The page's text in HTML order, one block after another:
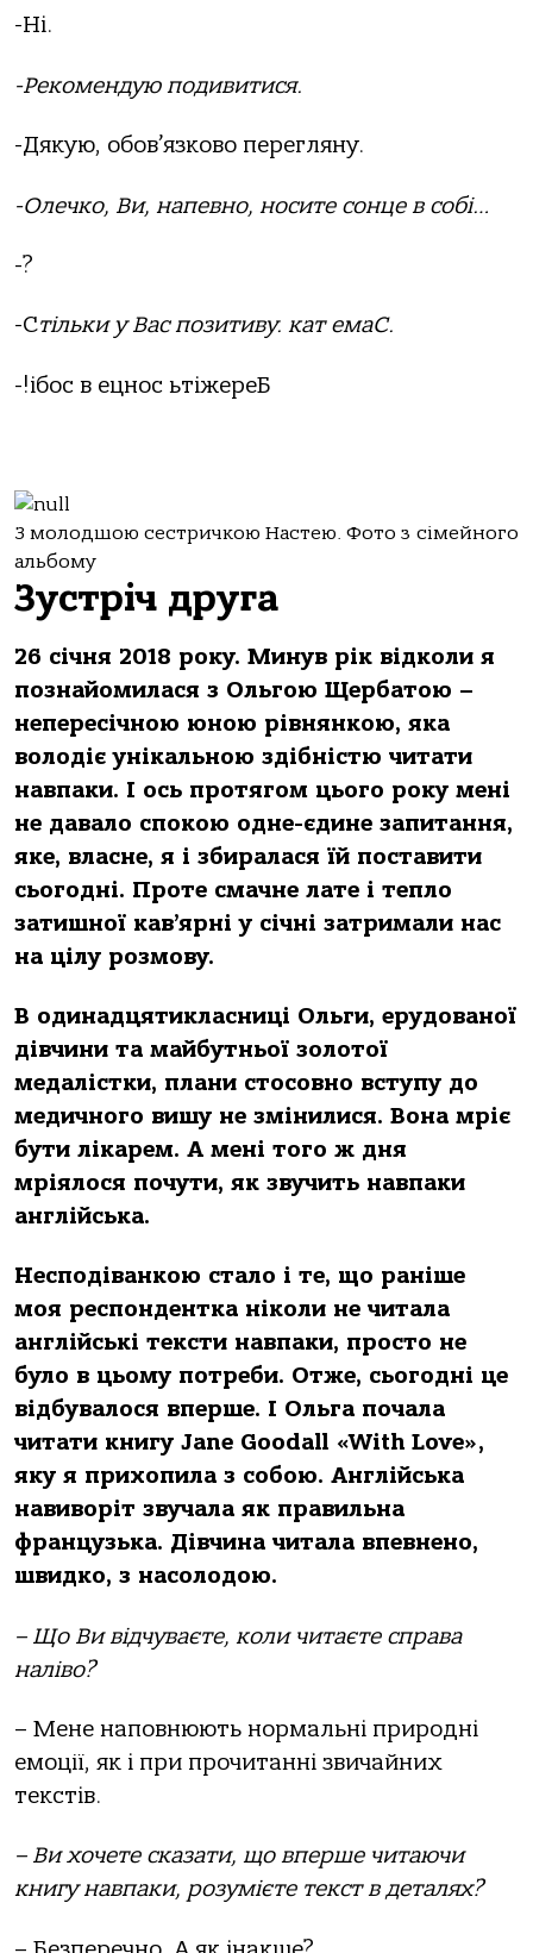
-Ні.
-Рекомендую подивитися.
-Дякую, обов’язково перегляну.
-Олечко, Ви, напевно, носите сонце в собі…
-?
-Стільки у Вас позитиву. кат емаС.
-!ібос в ецнос ьтіжереБ
З молодшою сестричкою Настею. Фото з сімейного
альбому
Зустріч друга
26 січня 2018 року. Минув рік відколи я
познайомилася з Ольгою Щербатою –
непересічною юною рівнянкою, яка
володіє унікальною здібністю читати
навпаки. І ось протягом цього року мені
не давало спокою одне-єдине запитання,
яке, власне, я і збиралася їй поставити
сьогодні. Проте смачне лате і тепло
затишної кав’ярні у січні затримали нас
на цілу розмову.
В одинадцятикласниці Ольги, ерудованої
дівчини та майбутньої золотої
медалістки, плани стосовно вступу до
медичного вишу не змінилися. Вона мріє
бути лікарем. А мені того ж дня
мріялося почути, як звучить навпаки
англійська.
Несподіванкою стало і те, що раніше
моя респондентка ніколи не читала
англійські тексти навпаки, просто не
було в цьому потреби. Отже, сьогодні це
відбувалося вперше. І Ольга почала
читати книгу Jane Goodall «With Love»,
яку я прихопила з собою. Англійська
навиворіт звучала як правильна
французька. Дівчина читала впевнено,
швидко, з насолодою.
– Що Ви відчуваєте, коли читаєте справа
наліво?
– Мене наповнюють нормальні природні
емоції, як і при прочитанні звичайних
текстів.
– Ви хочете сказати, що вперше читаючи
книгу навпаки, розумієте текст в деталях?